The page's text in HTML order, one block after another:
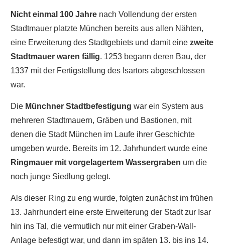
Nicht einmal 100 Jahre nach Vollendung der ersten
Stadtmauer platzte München bereits aus allen Nähten,
eine Erweiterung des Stadtgebiets und damit eine zweite
Stadtmauer waren fällig. 1253 begann deren Bau, der
1337 mit der Fertigstellung des Isartors abgeschlossen
war.
Die Münchner Stadtbefestigung war ein System aus
mehreren Stadtmauern, Gräben und Bastionen, mit
denen die Stadt München im Laufe ihrer Geschichte
umgeben wurde. Bereits im 12. Jahrhundert wurde eine
Ringmauer mit vorgelagertem Wassergraben um die
noch junge Siedlung gelegt.
Als dieser Ring zu eng wurde, folgten zunächst im frühen
13. Jahrhundert eine erste Erweiterung der Stadt zur Isar
hin ins Tal, die vermutlich nur mit einer Graben-Wall-
Anlage befestigt war, und dann im späten 13. bis ins 14.